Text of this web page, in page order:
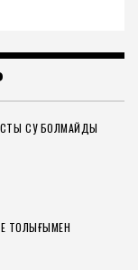
СУ БОЛМАЙДЫ
ТОЛЫҒЫМЕН